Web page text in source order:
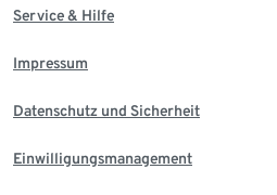
Service & Hilfe
Impressum
Datenschutz und Sicherheit
Einwilligungsmanagement